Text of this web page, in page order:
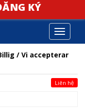
KÝ
Toggle
/ Vi accepterar
Liên hệ